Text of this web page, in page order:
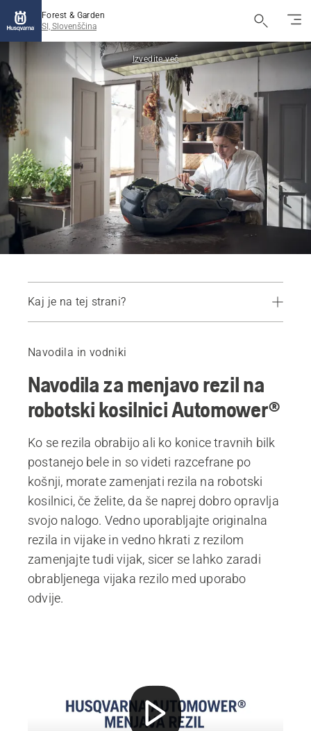
Forest & Garden
SI, Slovenščina
Izvedite več
Kaj je na tej strani?
Priporočeni izdelki
Navodila in vodniki
Navodila za menjavo rezil na
robotski kosilnici Automower®
Ko se rezila obrabijo ali ko konice travnih bilk
postanejo bele in so videti razcefrane po
košnji, morate zamenjati rezila na robotski
kosilnici, če želite, da še naprej dobro opravlja
svojo nalogo. Vedno uporabljajte originalna
rezila in vijake in vedno hkrati z rezilom
zamenjajte tudi vijak, sicer se lahko zaradi
obrabljenega vijaka rezilo med uporabo
odvije.